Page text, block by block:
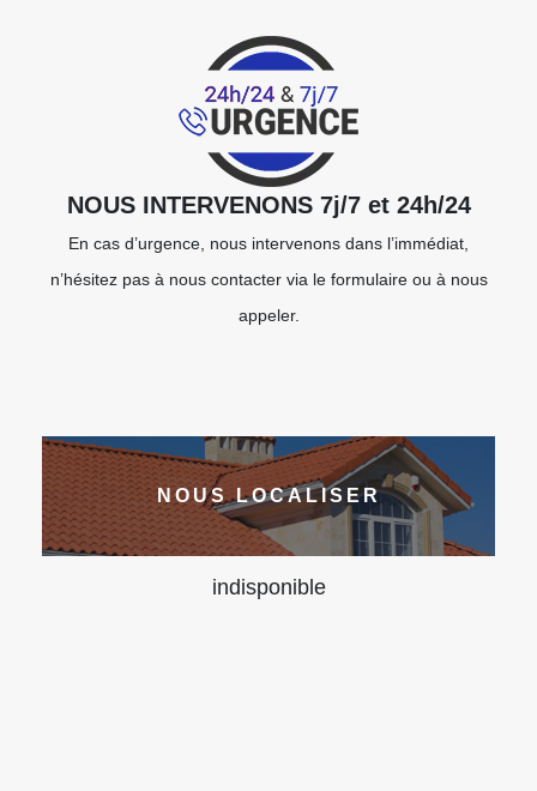
NOUS INTERVENONS 7j/7 et 24h/24
En cas d’urgence, nous intervenons dans l’immédiat,
n’hésitez pas à nous contacter via le formulaire ou à nous
appeler.
NOUS LOCALISER
indisponible